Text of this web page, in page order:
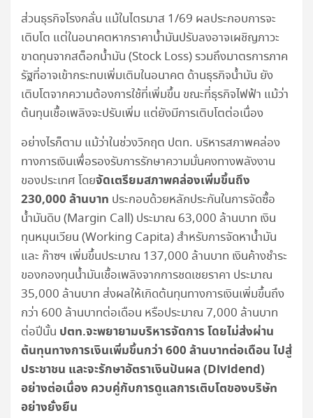
ส่วนธุรกิจโรงกลั่น แม้ในไตรมาส 1/69 ผลประกอบการจะ
เติบโต แต่ในอนาคตหากราคาน้ำมันปรับลงอาจเผชิญภาวะ
ขาดทุนจากสต็อกน้ำมัน (Stock Loss) รวมถึงมาตรการภาค
รัฐที่อาจเข้ากระทบเพิ่มเติมในอนาคต ด้านธุรกิจน้ำมัน ยัง
เติบโตจากความต้องการใช้ที่เพิ่มขึ้น ขณะที่ธุรกิจไฟฟ้า แม้ว่า
ต้นทุนเชื้อเพลิงจะปรับเพิ่ม แต่ยังมีการเติบโตต่อเนื่อง
อย่างไรก็ตาม แม้ว่าในช่วงวิกฤต ปตท. บริหารสภาพคล่อง
ทางการเงินเพื่อรองรับการรักษาความมั่นคงทางพลังงาน
ของประเทศ โดยจัดเตรียมสภาพคล่องเพิ่มขึ้นถึง
230,000 ล้านบาท ประกอบด้วยหลักประกันในการจัดซื้อ
น้ำมันดิบ (Margin Call) ประมาณ 63,000 ล้านบาท เงิน
ทุนหมุนเวียน (Working Capita) สำหรับการจัดหาน้ำมัน
และ ก๊าซฯ เพิ่มขึ้นประมาณ 137,000 ล้านบาท เงินค้างชำระ
ของกองทุนน้ำมันเชื้อเพลิงจากการชดเชยราคา ประมาณ
35,000 ล้านบาท ส่งผลให้เกิดต้นทุนทางการเงินเพิ่มขึ้นถึง
กว่า 600 ล้านบาทต่อเดือน หรือประมาณ 7,000 ล้านบาท
ต่อปีนั้น ปตท.จะพยายามบริหารจัดการ โดยไม่ส่งผ่าน
ต้นทุนทางการเงินเพิ่มขึ้นกว่า 600 ล้านบาทต่อเดือน ไปสู่
ประชาชน และจะรักษาอัตราเงินปันผล (Dividend)
อย่างต่อเนื่อง ควบคู่กับการดูแลการเติบโตของบริษัท
อย่างยั่งยืน